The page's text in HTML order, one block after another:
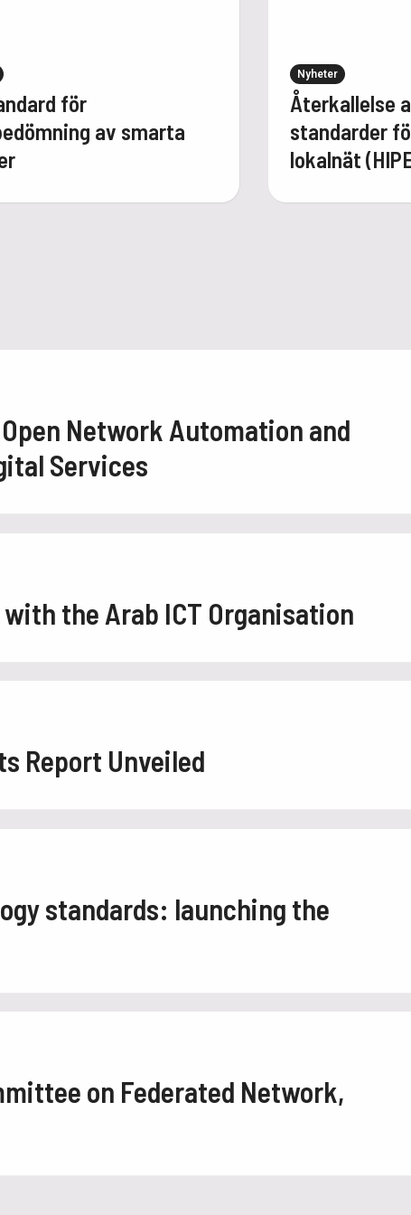
för
av smarta
Nyheter
Återkallelse
standarder
lokalnät
Network Automation and
Services
the Arab ICT Organisation
Report Unveiled
standards: launching the
on Federated Network,